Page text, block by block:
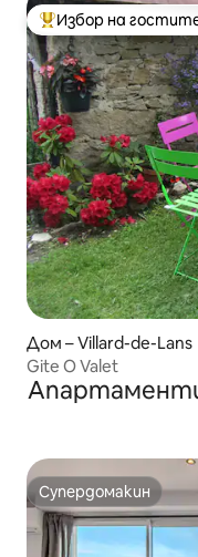
Най-популярен
Избор на
Дом – Villard-de-Lans
Gite O Valet
Супердомакин
Супердомакин